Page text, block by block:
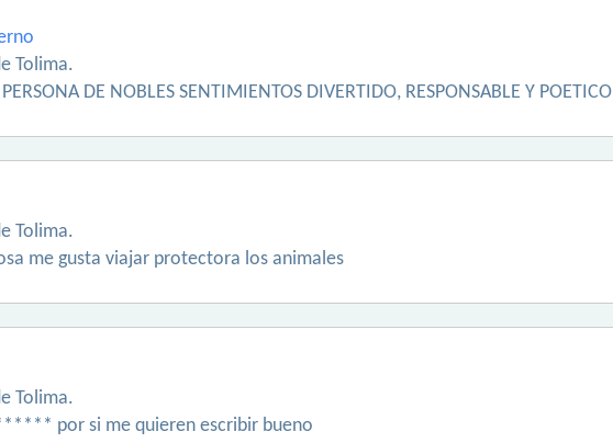
Tolima.
DE NOBLES SENTIMIENTOS DIVERTIDO, RESPONSABLE Y POETICO
Tolima.
me gusta viajar protectora los animales
Tolima.
por si me quieren escribir bueno